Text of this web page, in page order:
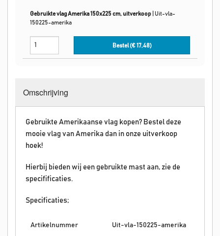
Gebruikte vlag Amerika 150x225 cm, uitverkoop
Uit-vla-
150225-amerika
Bestel (€17,48)
Omschrijving
Gebruikte Amerikaanse vlag kopen? Bestel deze
mooie vlag van Amerika dan in onze uitverkoop
hoek!
Hierbij bieden wij een gebruikte mast aan, zie de
specifificaties.
Specificaties;
Artikelnummer Uit-vla-150225-amerika